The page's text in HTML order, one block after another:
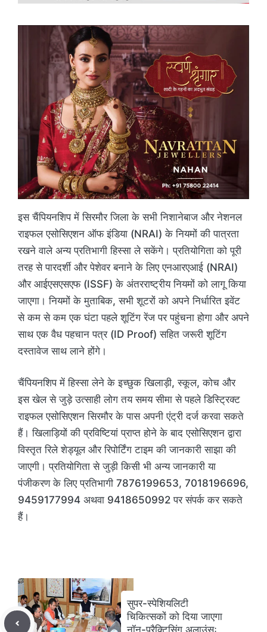
इस चैंपियनशिप में सिरमौर जिला के सभी निशानेबाज और नेशनल
राइफल एसोसिएशन ऑफ इंडिया (NRAI) के नियमों की पात्रता
रखने वाले अन्य प्रतिभागी हिस्सा ले सकेंगे। प्रतियोगिता को पूरी
तरह से पारदर्शी और पेशेवर बनाने के लिए एनआरएआई (NRAI)
और आईएसएसएफ (ISSF) के अंतरराष्ट्रीय नियमों को लागू किया
जाएगा। नियमों के मुताबिक, सभी शूटरों को अपने निर्धारित इवेंट
से कम से कम एक घंटा पहले शूटिंग रेंज पर पहुंचना होगा और अपने
साथ एक वैध पहचान पत्र (ID Proof) सहित जरूरी शूटिंग
दस्तावेज साथ लाने होंगे।
चैंपियनशिप में हिस्सा लेने के इच्छुक खिलाड़ी, स्कूल, कोच और
इस खेल से जुड़े उत्साही लोग तय समय सीमा से पहले डिस्ट्रिक्ट
राइफल एसोसिएशन सिरमौर के पास अपनी एंट्री दर्ज करवा सकते
हैं। खिलाड़ियों की प्रविष्टियां प्राप्त होने के बाद एसोसिएशन द्वारा
विस्तृत रिले शेड्यूल और रिपोर्टिंग टाइम की जानकारी साझा की
जाएगी। प्रतियोगिता से जुड़ी किसी भी अन्य जानकारी या
पंजीकरण के लिए प्रतिभागी 7876199653, 7018196696,
9459177994 अथवा 9418650992 पर संपर्क कर सकते
हैं।
सुपर-स्पेशियलिटी
चिकित्सकों को दिया जाएगा